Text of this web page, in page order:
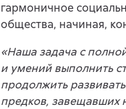
гармоничное
общества, начиная,
«Наша задача с
и умений выполнить
продолжить
предков, завещавших